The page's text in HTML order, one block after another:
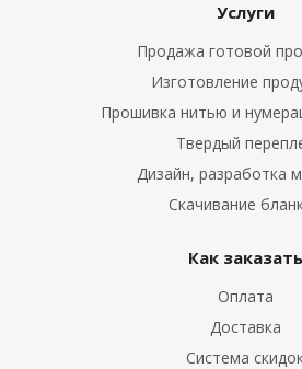
Услуги
Продажа готовой
Изготовление
Прошивка нитью и
Твердый
Дизайн, разработка
Скачивание
Как заказать
Оплата
Доставка
Система